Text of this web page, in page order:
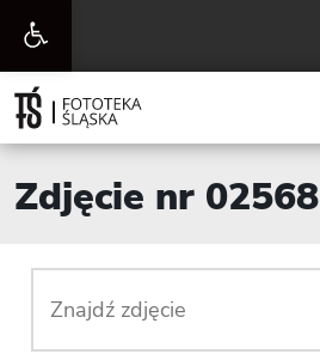
Otwórz
pasek
narzędzi
Zdjęcie nr 02568